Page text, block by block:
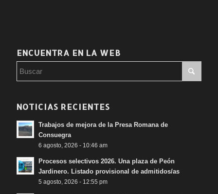
ENCUENTRA EN LA WEB
NOTICIAS RECIENTES
Trabajos de mejora de la Presa Romana de
Consuegra
6 agosto, 2026 - 10:46 am
Procesos selectivos 2026. Una plaza de Peón
Jardinero. Listado provisional de admitidos/as
5 agosto, 2026 - 12:55 pm